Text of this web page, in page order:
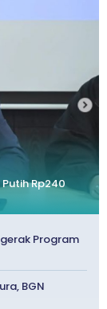
Rp240
Program
BGN